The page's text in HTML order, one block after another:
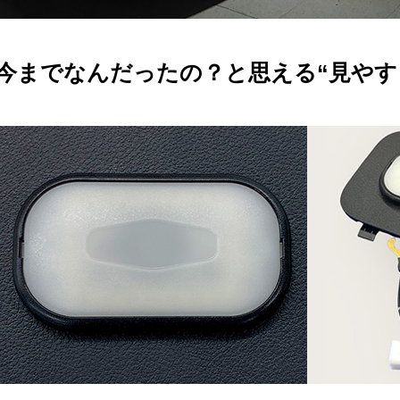
までなんだったの？と思える“見や